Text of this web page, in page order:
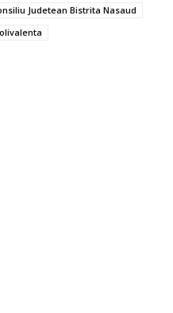
Judetean Bistrita Nasaud